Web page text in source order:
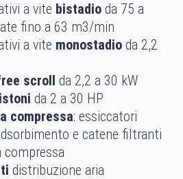
a vite bistadio da 75 a
fino a 63 m3/min
a vite monostadio da 2,2
scroll da 2,2 a 30 kW
da 2 a 30 HP
compressa: essiccatori
e catene filtranti
compressa
distribuzione aria